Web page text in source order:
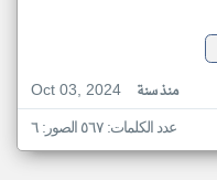
Oct 03, 2024
منذ سنة
عدد الكلمات: ٥٦٧ الصور: ٦